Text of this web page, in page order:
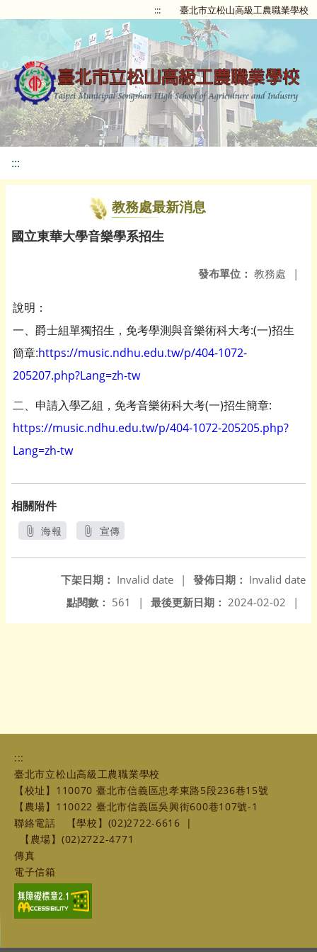
::: 臺北市立松山高級工農職業學校
:::
教務處最新消息
國立東華大學音樂學系招生
發布單位： 教務處 |
說明：
一、爵士組單獨招生，免考學測與音樂術科大考:(一)招生
簡章:https://music.ndhu.edu.tw/p/404-1072-
205207.php?Lang=zh-tw
二、申請入學乙組，免考音樂術科大考(一)招生簡章:
https://music.ndhu.edu.tw/p/404-1072-205205.php?
Lang=zh-tw
相關附件
海報
宣傳
發佈日期： Invalid date
下架日期： Invalid date
|
最後更新日期： 2024-02-02 |
點閱數： 561 |
:::
臺北市立松山高級工農職業學校
【校址】110070 臺北市信義區忠孝東路5段236巷15號
【農場】110022 臺北市信義區吳興街600巷107號-1
聯絡電話
【學校】(02)2722-6616
|
【農場】(02)2722-4771
傳真
電子信箱